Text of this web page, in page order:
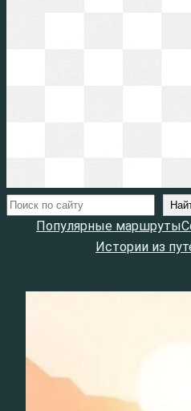
Поиск
Популярные маршруты
Истории из